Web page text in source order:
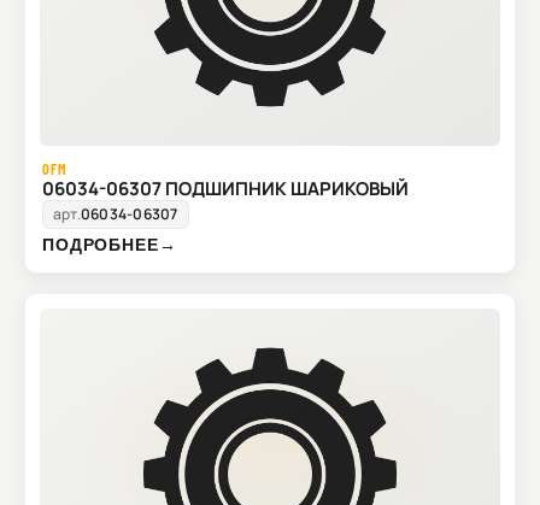
OFM
06034-06307 ПОДШИПНИК ШАРИКОВЫЙ
арт.06034-06307
ПОДРОБНЕЕ→